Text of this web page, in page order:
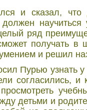
и сказал,
должен
ряд
получать в
и решил
Пурью узнать
согласились,
детьми и